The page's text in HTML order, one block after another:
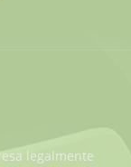
legalmente